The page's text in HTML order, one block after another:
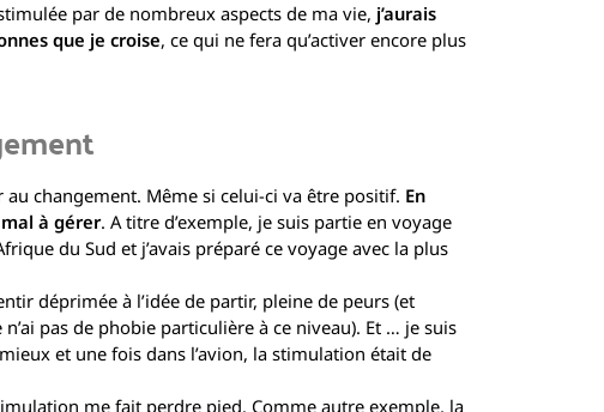
par de nombreux aspects de ma vie, j’aurais
que je croise, ce qui ne fera qu’activer encore plus
changement. Même si celui-ci va être positif. En
à gérer. A titre d’exemple, je suis partie en voyage
du Sud et j’avais préparé ce voyage avec la plus
déprimée à l’idée de partir, pleine de peurs (et
pas de phobie particulière à ce niveau). Et … je suis
et une fois dans l’avion, la stimulation était de
me fait perdre pied. Comme autre exemple, la